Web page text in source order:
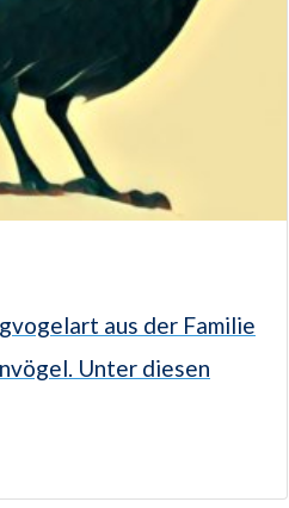
aus der Familie
Unter diesen